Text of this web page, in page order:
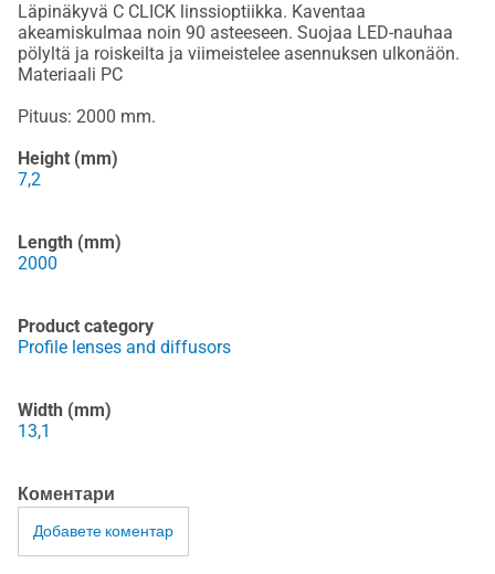
Läpinäkyvä C CLICK linssioptiikka. Kaventaa
akeamiskulmaa noin 90 asteeseen. Suojaa LED-nauhaa
pölyltä ja roiskeilta ja viimeistelee asennuksen ulkonäön.
Materiaali PC
Pituus: 2000 mm.
Height (mm)
7,2
Length (mm)
2000
Product category
Profile lenses and diffusors
Width (mm)
13,1
Коментари
Добавете коментар